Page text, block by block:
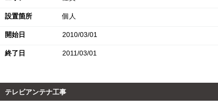
設置箇所 個人
開始日 2010/03/01
終了日 2011/03/01
テレビアンテナ工事